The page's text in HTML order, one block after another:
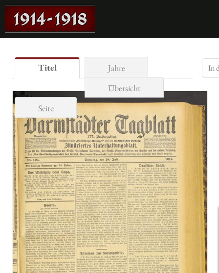
Titel
Jahre
Übersicht
Seite